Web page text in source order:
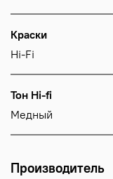
Краски
Hi-Fi
Тон Hi-fi
Медный
Производитель